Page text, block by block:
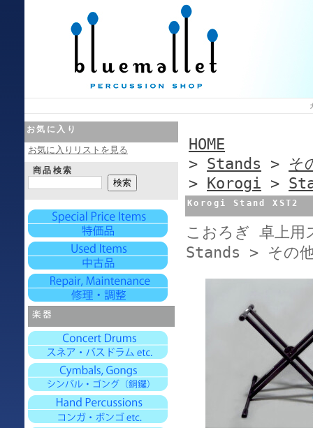
お気に入り
お気に入りリストを見る
商品検索
HOME
> Stands > そ
> Korogi >
Korogi Stand XST2
こおろぎ 卓上用
Stands > その